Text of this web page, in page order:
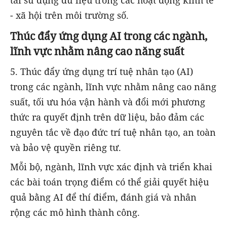
- xã hội trên môi trường số.
Thúc đẩy ứng dụng AI trong các ngành,
lĩnh vực nhằm nâng cao năng suất
5. Thúc đẩy ứng dụng trí tuệ nhân tạo (AI)
trong các ngành, lĩnh vực nhằm nâng cao năng
suất, tối ưu hóa vận hành và đổi mới phương
thức ra quyết định trên dữ liệu, bảo đảm các
nguyên tắc về đạo đức trí tuệ nhân tạo, an toàn
và bảo vệ quyền riêng tư.
Mỗi bộ, ngành, lĩnh vực xác định và triển khai
các bài toán trọng điểm có thể giải quyết hiệu
quả bằng AI để thí điểm, đánh giá và nhân
rộng các mô hình thành công.